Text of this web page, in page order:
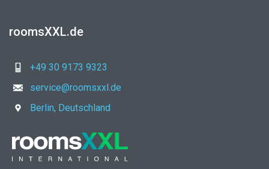
roomsXXL.de
+49 30 9173 9323
service@roomsxxl.de
Berlin, Deutschland